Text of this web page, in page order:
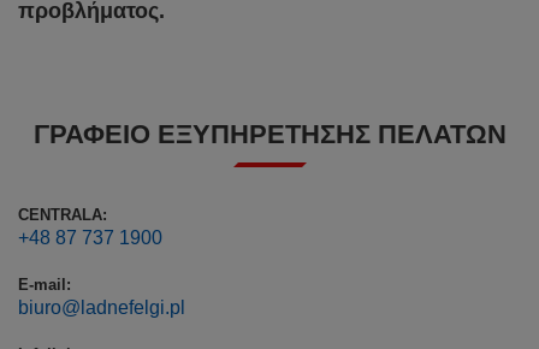
προβλήματος.
ΓΡΑΦΕΊΟ ΕΞΥΠΗΡΈΤΗΣΗΣ ΠΕΛΑΤΏΝ
CENTRALA:
+48 87 737 1900
E-mail:
biuro@ladnefelgi.pl